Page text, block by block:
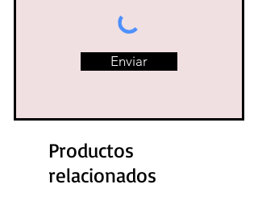
Enviar
Productos
relacionados